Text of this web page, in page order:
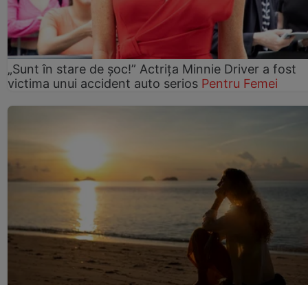
„Sunt în stare de șoc!” Actrița Minnie Driver a fost
victima unui accident auto serios Pentru Femei